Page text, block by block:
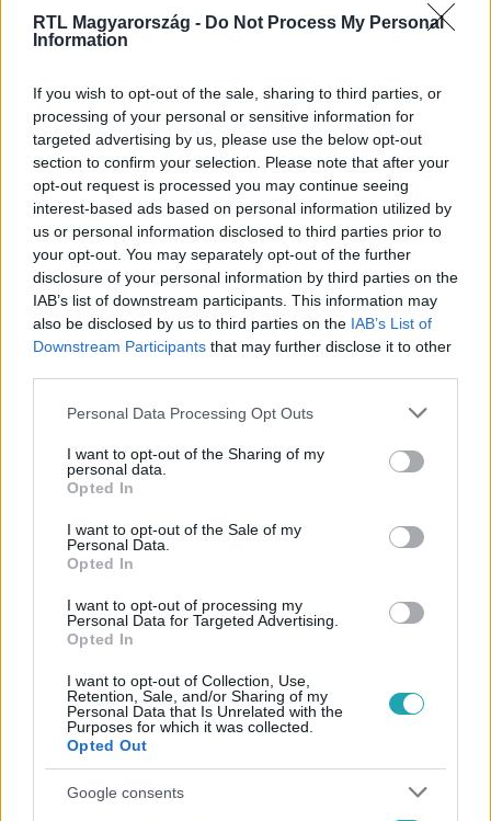
RTL Magyarország - Do Not Process My Personal
Information
If you wish to opt-out of the sale, sharing to third parties, or
processing of your personal or sensitive information for
targeted advertising by us, please use the below opt-out
section to confirm your selection. Please note that after your
opt-out request is processed you may continue seeing
interest-based ads based on personal information utilized by
us or personal information disclosed to third parties prior to
your opt-out. You may separately opt-out of the further
disclosure of your personal information by third parties on the
IAB’s list of downstream participants. This information may
also be disclosed by us to third parties on the IAB’s List of
Downstream Participants that may further disclose it to other
Please note that this website/app uses one or more Google
not limited to your visit or usage behaviour. You may click to
grant or deny consent to Google and its third-party tags to
use your data for below specified purposes in below Google
consent section.
Personal Data Processing Opt Outs
I want to opt-out of the Sharing of my
personal data.
Opted In
I want to opt-out of the Sale of my
Personal Data.
Opted In
I want to opt-out of processing my
Personal Data for Targeted Advertising.
Opted In
I want to opt-out of Collection, Use,
Retention, Sale, and/or Sharing of my
Personal Data that Is Unrelated with the
Purposes for which it was collected.
Opted Out
Google consents
Kövess minket, és értesülj a friss hírekről a
Facebookon is!
Követem
ELŐZETESEK # OLASZORSZÁG #MUSSOLINI
RÓMAI BIRODALOM
Népszerű